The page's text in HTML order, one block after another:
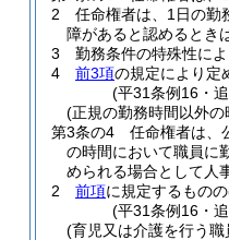
2
任命権者は、1日の勤
障があると認めるとき
3
勤務条件の特殊性によ
4
前3項の規定により定
(平31条例16・
(正規の勤務時間以外
第3条の4
任命権者は、
の時間において職員に
められる場合として人
2
前項に規定するもの
(平31条例16・
(育児又は介護を行う